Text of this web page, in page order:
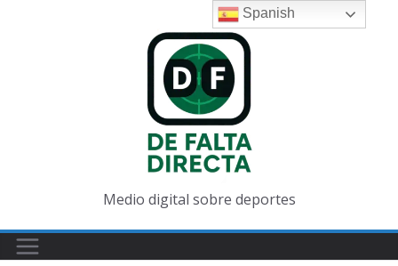
Medio digital sobre deportes
Spanish